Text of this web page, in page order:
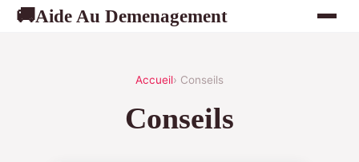
🚚Aide Au Demenagement
Accueil› Conseils
Conseils